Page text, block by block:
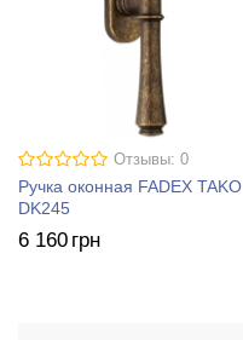
Отзывы: 0
Ручка оконная FADEX TAKO
DK245
6 160 грн